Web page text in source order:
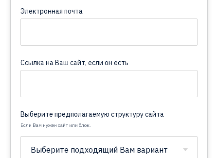
Электронная почта
Ссылка на Ваш сайт, если он есть
Выберите предполагаемую структуру сайта
Если Вам нужен сайт или блок.